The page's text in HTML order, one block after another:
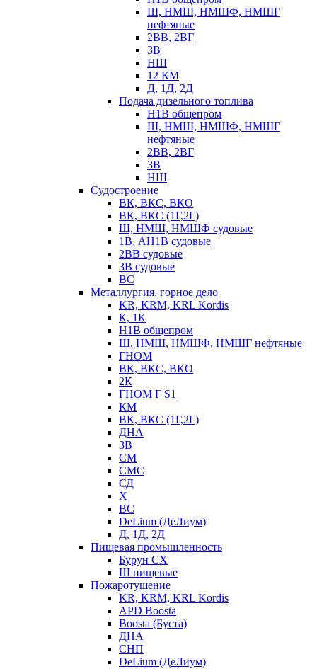
Ш, НМШ, НМШФ, НМШГ
нефтяные
2ВВ, 2ВГ
3В
НШ
12 КМ
Д, 1Д, 2Д
Подача дизельного топлива
Н1В общепром
Ш, НМШ, НМШФ, НМШГ
нефтяные
2ВВ, 2ВГ
3В
НШ
Судостроение
ВК, ВКС, ВКО
ВК, ВКС (1Г,2Г)
Ш, НМШ, НМШФ судовые
1В, АН1В судовые
2ВВ судовые
3В судовые
ВС
Металлургия, горное дело
KR, KRM, KRL Kordis
К, 1К
Н1В общепром
Ш, НМШ, НМШФ, НМШГ нефтяные
ГНОМ
ВК, ВКС, ВКО
2К
ГНОМ Г S1
КМ
ВК, ВКС (1Г,2Г)
ДНА
3В
СМ
СМС
СД
Х
ВС
DeLium (ДеЛиум)
Д, 1Д, 2Д
Пищевая промышленность
Бурун СХ
Ш пищевые
Пожаротушение
KR, KRM, KRL Kordis
APD Boosta
Boosta (Буста)
ДНА
СНП
DeLium (ДеЛиум)